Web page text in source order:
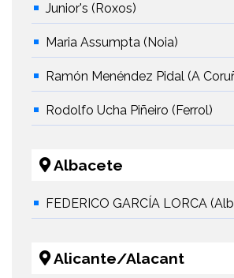
Junior's (Roxos)
Maria Assumpta (Noia)
Ramón Menéndez Pidal (A
Rodolfo Ucha Piñeiro (Ferrol)
Albacete
FEDERICO GARCÍA LORCA
Alicante/Alacant